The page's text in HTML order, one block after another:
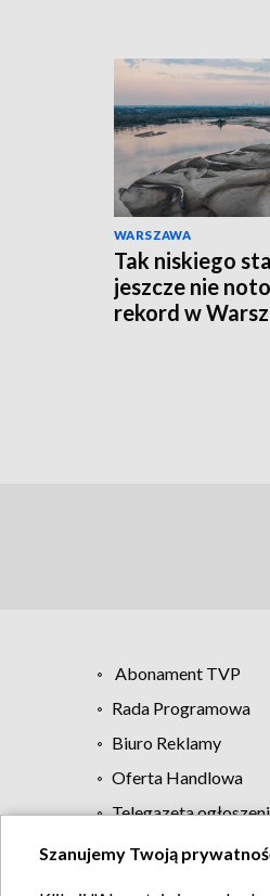
WARSZAWA
Tak niskiego
jeszcze nie
rekord w
Abonament TVP
Rada Programowa
Biuro Reklamy
Oferta Handlowa
Telegazeta
Szanujemy Twoją